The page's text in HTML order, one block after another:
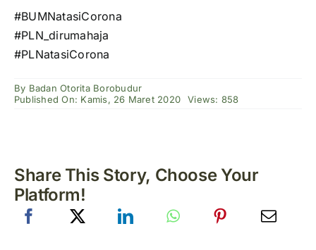
#BUMNatasiCorona
#PLN_dirumahaja
#PLNatasiCorona
By Badan Otorita Borobudur
Published On: Kamis, 26 Maret 2020
Views: 858
Share This Story, Choose Your
Platform!